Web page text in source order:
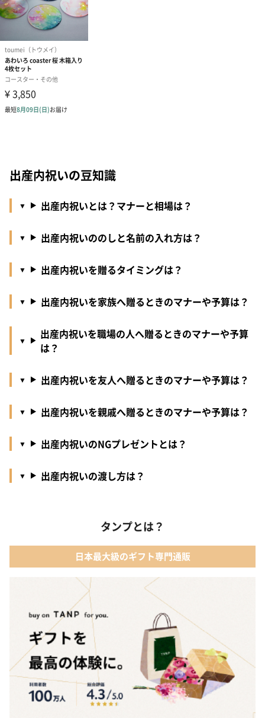
出産内祝いの豆知識
出産内祝いとは？マナーと相場は？
出産内祝いののしと名前の入れ方は？
出産内祝いを贈るタイミングは？
出産内祝いを家族へ贈るときのマナーや予算は？
出産内祝いを職場の人へ贈るときのマナーや予算
は？
出産内祝いを友人へ贈るときのマナーや予算は？
出産内祝いを親戚へ贈るときのマナーや予算は？
出産内祝いのNGプレゼントとは？
出産内祝いの渡し方は？
タンプとは？
日本最大級のギフト専門通販